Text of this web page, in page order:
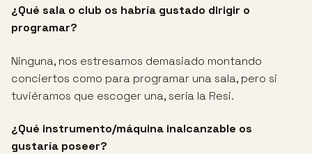
¿Qué sala o club os habría gustado dirigir o
programar?
Ninguna, nos estresamos demasiado montando
conciertos como para programar una sala, pero si
tuviéramos que escoger una, sería la Resi.
¿Qué instrumento/máquina inalcanzable os
gustaría poseer?